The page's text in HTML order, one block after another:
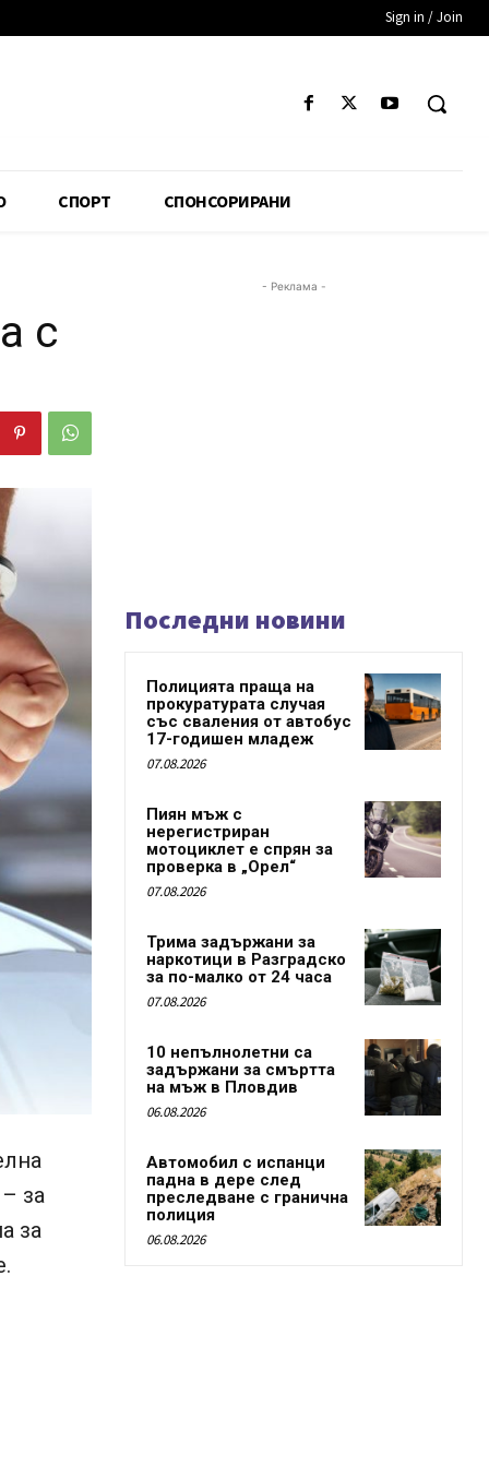
Sign in / Join
СПОРТ СПОНСОРИРАНИ
с
за
за
- Реклама -
Последни новини
Полицията праща на
прокуратурата случая
със сваления от автобус
17-годишен младеж
07.08.2026
Пиян мъж с
нерегистриран
мотоциклет е спрян за
проверка в „Орел“
07.08.2026
Трима задържани за
наркотици в Разградско
за по-малко от 24 часа
07.08.2026
10 непълнолетни са
задържани за смъртта
на мъж в Пловдив
06.08.2026
Автомобил с испанци
падна в дере след
преследване с гранична
полиция
06.08.2026